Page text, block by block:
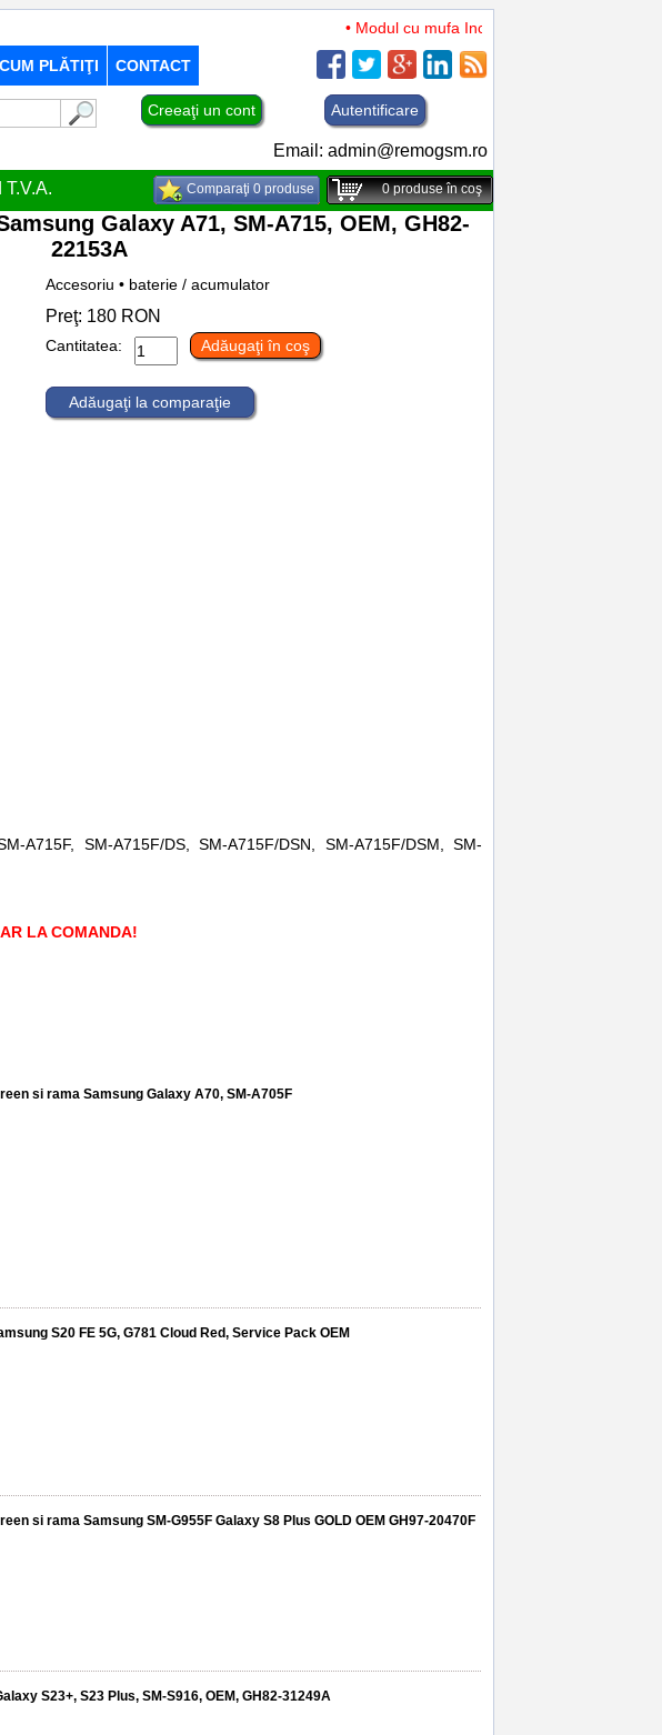
• Modul cu mufa Incarcare si microfon TCL 50
CUM PLĂTIŢI CONTACT
Creeaţi un cont Autentificare
Email: admin@remogsm.ro
Comparaţi 0 produse 0produse în coş
Galaxy A71, SM-A715, OEM, GH82-
22153A
Accesoriu • baterie / acumulator
Preţ: 180 RON
Cantitatea: Adăugaţi în coş
Adăugaţi la comparaţie
A715F, SM-A715F/DS, SM-A715F/DSN, SM-A715F/DSM, SM-
LA COMANDA!
si rama Samsung Galaxy A70, SM-A705F
S20 FE 5G, G781 Cloud Red, Service Pack OEM
si rama Samsung SM-G955F Galaxy S8 Plus GOLD OEM GH97-20470F
S23+, S23 Plus, SM-S916, OEM, GH82-31249A